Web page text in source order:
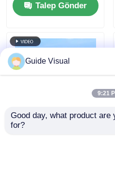
kiralama ve etkinlikler
için açık hava LED
Talep Gönder
Guide Visual
9:21
Good day, what product are
for?